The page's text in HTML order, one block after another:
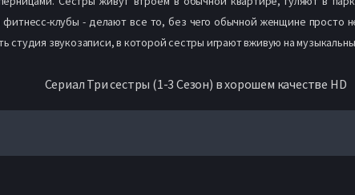
клубы - делают все то, без чего обычной женщине просто
звукозаписи, в которой сестры играют вживую на
Сериал Три сестры (1-3 Сезон) в хорошем качестве HD